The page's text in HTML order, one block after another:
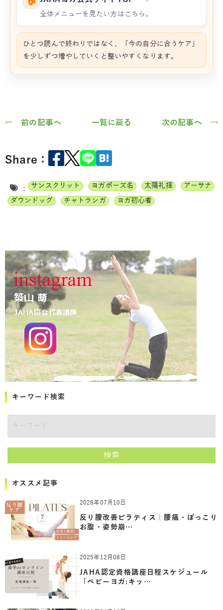
全体メニューを見たい方はこちら。
ひとつ読んで終わりではなく、「今の自分に合うケア」
を少しずつ増やしていくと整いやすくなります。
← 前の記事へ 一覧に戻る 次の記事へ →
Share：
: サンスクリット ヨガポーズ名 太陽礼拝
アーサナ
ダウンドッグ
チャトランガ ヨガ初心者
キーワード検索
検索
オススメ記事
2026年07月10日
反り腰改善ピラティス｜腰痛・ぽっこり
お腹・姿勢崩…
2025年12月08日
JAHA認定資格講座日程スケジュール
「ベビーヨガ:キッ…